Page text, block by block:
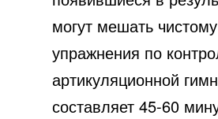
могут мешать
упражнения по
артикуляционной
составляет 45-60